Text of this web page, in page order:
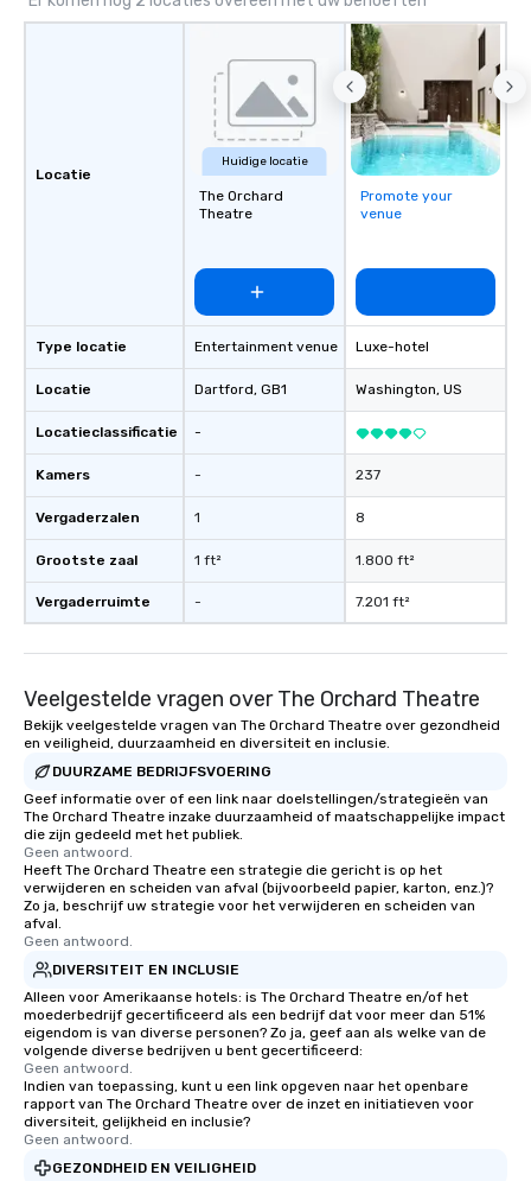
around us. The Museum aims to
forum for exploring important topics
such as the impact of secrecy on civil
liberties, the changing role of
technology in intelligence work, and
the challenges of disinformation in a
social media environment.
Locatie
Type locatie
Locatie
Locatieclassificatie
Kamers
Vergaderzalen
Grootste zaal
Vergaderruimte
Huidige locatie
The Orchard
Theatre
Entertainment venue
Dartford, GB1
-
-
1
1 ft²
-
Promote your
venue
Luxe-hotel
Washington, US
237
8
1.800 ft²
7.201 ft²
Veelgestelde vragen over The Orchard Theatre
Bekijk veelgestelde vragen van The Orchard Theatre over gezondheid
en veiligheid, duurzaamheid en diversiteit en inclusie.
DUURZAME BEDRIJFSVOERING
Geef informatie over of een link naar doelstellingen/strategieën van
The Orchard Theatre inzake duurzaamheid of maatschappelijke impact
die zijn gedeeld met het publiek.
Geen antwoord.
Heeft The Orchard Theatre een strategie die gericht is op het
verwijderen en scheiden van afval (bijvoorbeeld papier, karton, enz.)?
Zo ja, beschrijf uw strategie voor het verwijderen en scheiden van
afval.
Geen antwoord.
DIVERSITEIT EN INCLUSIE
Alleen voor Amerikaanse hotels: is The Orchard Theatre en/of het
moederbedrijf gecertificeerd als een bedrijf dat voor meer dan 51%
eigendom is van diverse personen? Zo ja, geef aan als welke van de
volgende diverse bedrijven u bent gecertificeerd:
Geen antwoord.
Indien van toepassing, kunt u een link opgeven naar het openbare
rapport van The Orchard Theatre over de inzet en initiatieven voor
diversiteit, gelijkheid en inclusie?
Geen antwoord.
GEZONDHEID EN VEILIGHEID